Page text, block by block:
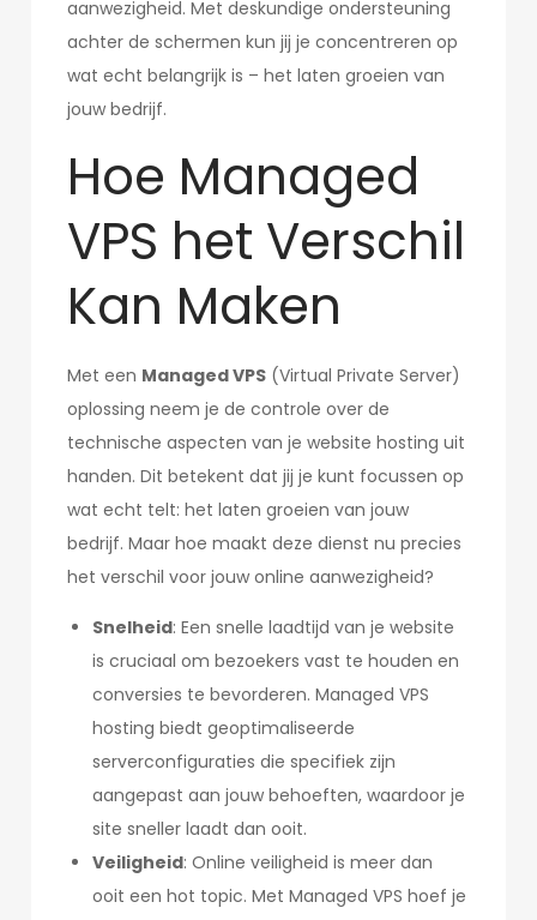
aanwezigheid. Met deskundige ondersteuning
achter de schermen kun jij je concentreren op
wat echt belangrijk is – het laten groeien van
jouw bedrijf.
Hoe Managed
VPS het Verschil
Kan Maken
Met een Managed VPS (Virtual Private Server)
oplossing neem je de controle over de
technische aspecten van je website hosting uit
handen. Dit betekent dat jij je kunt focussen op
wat echt telt: het laten groeien van jouw
bedrijf. Maar hoe maakt deze dienst nu precies
het verschil voor jouw online aanwezigheid?
Snelheid: Een snelle laadtijd van je website
is cruciaal om bezoekers vast te houden en
conversies te bevorderen. Managed VPS
hosting biedt geoptimaliseerde
serverconfiguraties die specifiek zijn
aangepast aan jouw behoeften, waardoor je
site sneller laadt dan ooit.
Veiligheid: Online veiligheid is meer dan
ooit een hot topic. Met Managed VPS hoef je